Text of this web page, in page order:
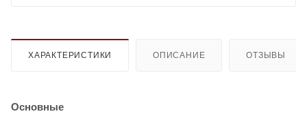
ХАРАКТЕРИСТИКИ ОПИСАНИЕ ОТЗЫВЫ
Основные